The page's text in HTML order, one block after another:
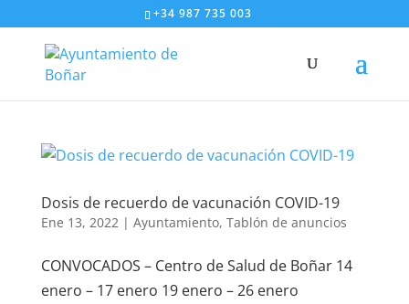
+34 987 735 003
Dosis de recuerdo de vacunación COVID-19
Ene 13, 2022| Ayuntamiento, Tablón de anuncios
CONVOCADOS – Centro de Salud de Boñar 14
enero – 17 enero 19 enero – 26 enero